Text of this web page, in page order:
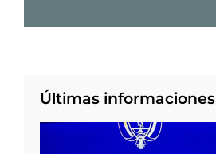
Últimas informaciones